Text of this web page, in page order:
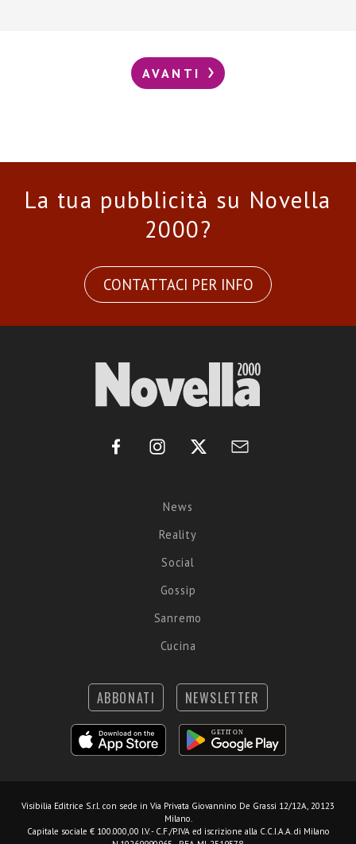
AVANTI
La tua pubblicità su Novella
2000?
CONTATTACI PER INFO
News
Reality
Social
Gossip
Sanremo
Cucina
ABBONATI NEWSLETTER
Visibilia Editrice S.r.l. con sede in Via Privata Giovannino De Grassi 12/12A, 20123
Milano.
Capitale sociale € 100.000,00 I.V. - C.F./P.IVA ed iscrizione alla C.C.I.A.A. di Milano